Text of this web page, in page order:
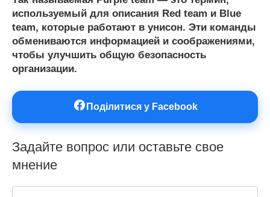
используемый для описания Red team и Blue
team, которые работают в унисон. Эти команды
обмениваются информацией и соображениями,
чтобы улучшить общую безопасность
организации.
Поділитися у Facebook
Задайте вопрос или оставьте свое
мнение